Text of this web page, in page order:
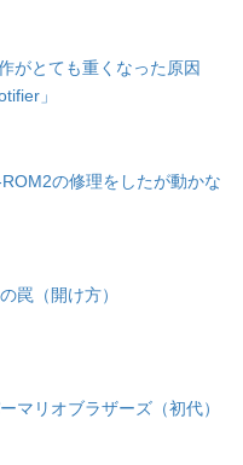
がとても重くなった原因
」
の修理をしたが動かな
罠（開け方）
マリオブラザーズ（初代）